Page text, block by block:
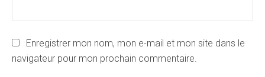
Enregistrer mon nom, mon e-mail et mon site dans le
navigateur pour mon prochain commentaire.